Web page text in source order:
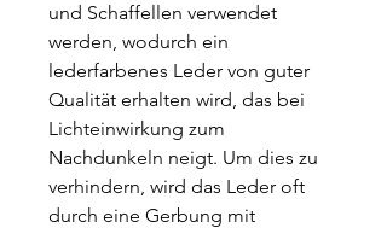
und Schaffellen verwendet
werden, wodurch ein
lederfarbenes Leder von guter
Qualität erhalten wird, das bei
Lichteinwirkung zum
Nachdunkeln neigt. Um dies zu
verhindern, wird das Leder oft
durch eine Gerbung mit